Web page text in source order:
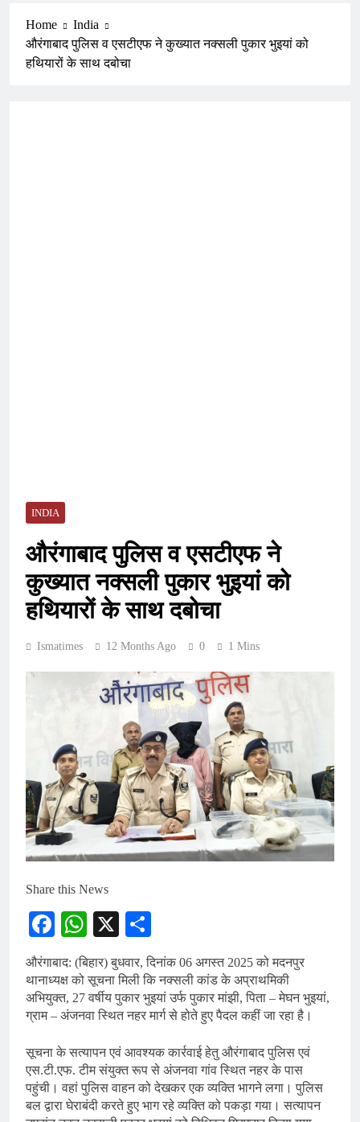
Home
India
औरंगाबाद पुलिस व एसटीएफ ने कुख्यात नक्सली पुकार भुइयां को
हथियारों के साथ दबोचा
INDIA
औरंगाबाद पुलिस व एसटीएफ ने
कुख्यात नक्सली पुकार भुइयां को
हथियारों के साथ दबोचा
Ismatimes 12 Months Ago 0 1 Mins
Share this News
Facebook
WhatsApp
X
औरंगाबाद: (बिहार) बुधवार, दिनांक 06 अगस्त 2025 को मदनपुर
थानाध्यक्ष को सूचना मिली कि नक्सली कांड के अप्राथमिकी
अभियुक्त, 27 वर्षीय पुकार भुइयां उर्फ पुकार मांझी, पिता – मेघन भुइयां,
ग्राम – अंजनवा स्थित नहर मार्ग से होते हुए पैदल कहीं जा रहा है।
सूचना के सत्यापन एवं आवश्यक कार्रवाई हेतु औरंगाबाद पुलिस एवं
एस.टी.एफ. टीम संयुक्त रूप से अंजनवा गांव स्थित नहर के पास
पहुंची। वहां पुलिस वाहन को देखकर एक व्यक्ति भागने लगा। पुलिस
बल द्वारा घेराबंदी करते हुए भाग रहे व्यक्ति को पकड़ा गया। सत्यापन